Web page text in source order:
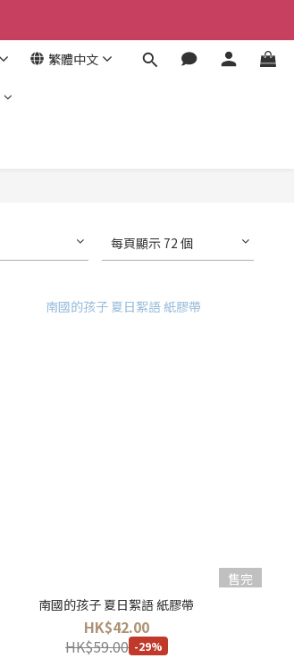
繁體中文
每頁顯示 72 個
售完
南國的孩子 夏日絮語 紙膠帶
HK$42.00
HK$59.00 -29%